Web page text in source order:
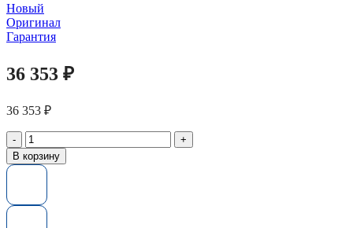
Новый
Оригинал
Гарантия
36 353 ₽
36 353 ₽
Количество
товара
Твердотельный
B21
В корзину